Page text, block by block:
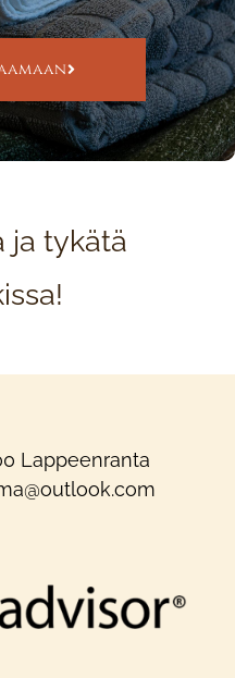
ja tykätä
Lappeenranta